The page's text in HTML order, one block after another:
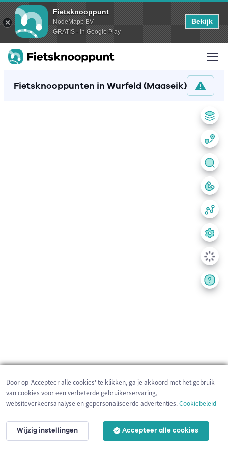
Fietsknooppunt
NodeMapp BV
GRATIS - In Google Play
Bekijk
Fietsknooppunten in Wurfeld (Maaseik)
200 m
Door op 'Accepteer alle cookies' te klikken, ga je akkoord met het gebruik
van cookies voor een verbeterde gebruikerservaring,
websiteverkeersanalyse en gepersonaliseerde advertenties.Cookiebeleid
Wijzig instellingen Accepteer alle cookies